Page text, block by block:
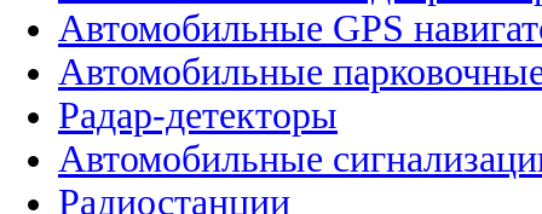
Автомобильные GPS
Автомобильные
Радар-детекторы
Автомобильные
Радиостанции